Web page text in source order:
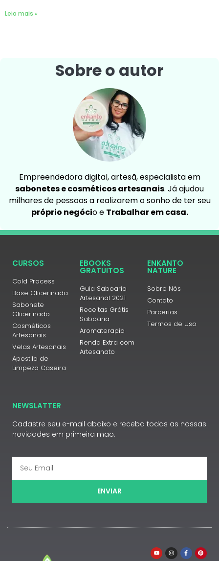
Leia mais »
Sobre o autor
Empreendedora digital, artesã, especialista em
sabonetes e cosméticos artesanais. Já ajudou
milhares de pessoas a realizarem o sonho de ter seu
próprio negócio e Trabalhar em casa.
CURSOS
Cold Process
Base Glicerinada
Sabonete
Glicerinado
Cosméticos
Artesanais
Velas Artesanais
Apostila de
Limpeza Caseira
EBOOKS
GRATUITOS
Guia Saboaria
Artesanal 2021
Receitas Grátis
Saboaria
Aromaterapia
Renda Extra com
Artesanato
ENKANTO
NATURE
Sobre Nós
Contato
Parcerias
Termos de Uso
NEWSLATTER
Cadastre seu e-mail abaixo e receba todas as nossas
novidades em primeira mão.
ENVIAR